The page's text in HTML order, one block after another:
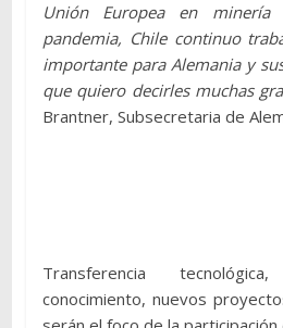
Unión Europea en
pandemia, Chile continuo
importante para Alemania y
que quiero decirles muchas
Brantner, Subsecretaria de
Transferencia
conocimiento, nuevos